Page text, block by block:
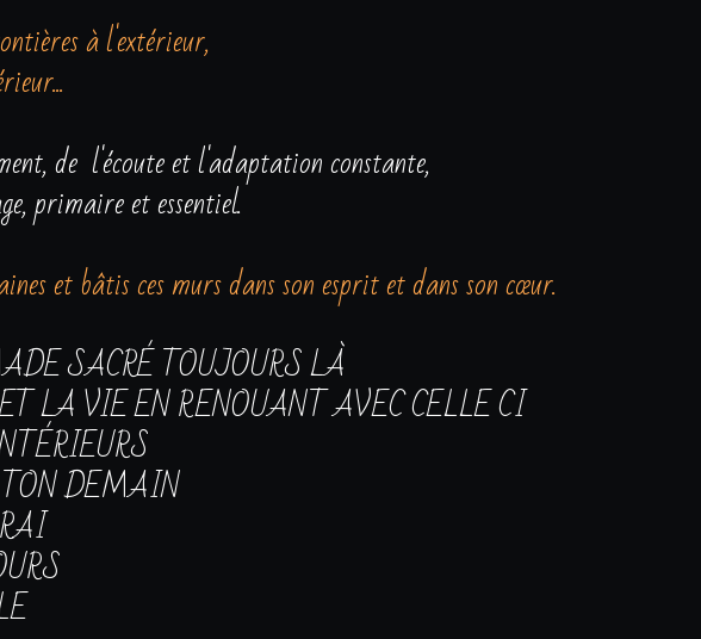
à l'extérieur,
de  l'écoute et l'adaptation constante,
primaire et essentiel.
et bâtis ces murs dans son esprit et dans son cœur.
SACRÉ TOUJOURS LÀ
LA VIE EN RENOUANT AVEC CELLE CI
DEMAIN